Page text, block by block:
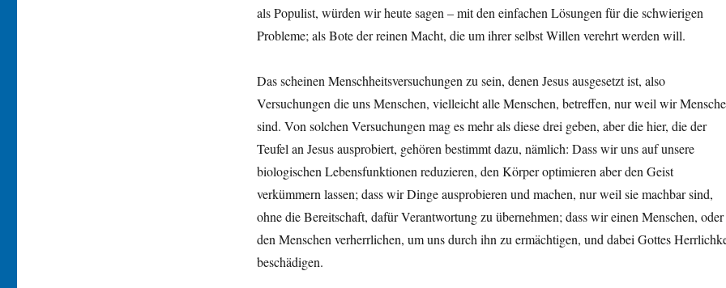
als Populist, würden wir heute sagen – mit den einfachen Lösungen für die schwierigen
Probleme; als Bote der reinen Macht, die um ihrer selbst Willen verehrt werden will.
Das scheinen Menschheitsversuchungen zu sein, denen Jesus ausgesetzt ist, also
Versuchungen die uns Menschen, vielleicht alle Menschen, betreffen, nur weil wir
sind. Von solchen Versuchungen mag es mehr als diese drei geben, aber die hier, die der
Teufel an Jesus ausprobiert, gehören bestimmt dazu, nämlich: Dass wir uns auf unsere
biologischen Lebensfunktionen reduzieren, den Körper optimieren aber den Geist
verkümmern lassen; dass wir Dinge ausprobieren und machen, nur weil sie machbar sind,
ohne die Bereitschaft, dafür Verantwortung zu übernehmen; dass wir einen Menschen, oder
den Menschen verherrlichen, um uns durch ihn zu ermächtigen, und dabei Gottes
beschädigen.